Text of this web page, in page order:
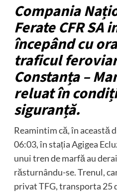
Compania
Ferate CFR SA
începând cu
traficul
Constanța –
reluat în
siguranță.
Reamintim că, în această
06:03, în stația Agigea
unui tren de marfă au
răsturnându-se. Trenul,
privat TFG, transporta 25